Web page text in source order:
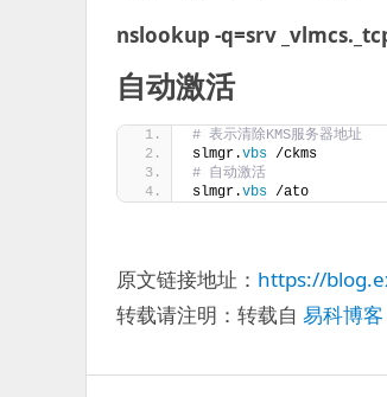
nslookup -q=srv
自动激活
# 表示清除KMS服务器地址
slmgr.vbs /ckms
# 自动激活
slmgr.vbs /ato
原文链接地址： https://
转载请注明：转载自 易科博客